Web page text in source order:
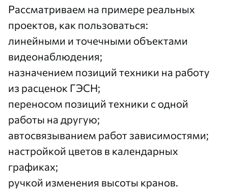
Рассматриваем на примере реальных
проектов, как пользоваться:
линейными и точечными объектами
видеонаблюдения;
назначением позиций техники на работу
из расценок ГЭСН;
переносом позиций техники с одной
работы на другую;
автосвязыванием работ зависимостями;
настройкой цветов в календарных
графиках;
ручкой изменения высоты кранов.